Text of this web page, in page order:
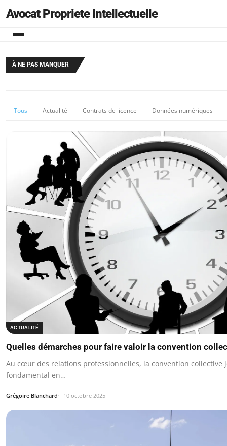
Avocat Propriete Intellectuelle
À NE PAS MANQUER
Tous Actualité Contrats de licence Données numériques
ACTUALITÉ
Quelles démarches pour faire valoir la convention
Au cœur des relations professionnelles, la convention collective
fondamental en…
Grégoire Blanchard 10 octobre 2025